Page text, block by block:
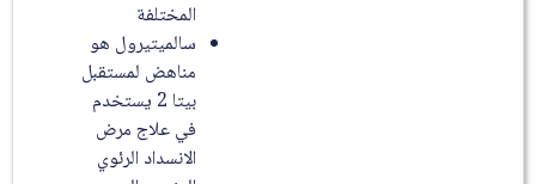
المختلفة
سالميتيرول هو
مناهض لمستقبل
بيتا 2 يستخدم
في علاج مرض
الانسداد الرئوي